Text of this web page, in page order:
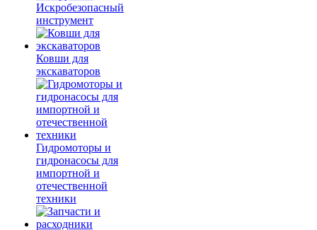
Искробезопасный
инструмент
Ковши для
экскаваторов
Гидромоторы и
гидронасосы для
импортной и
отечественной
техники